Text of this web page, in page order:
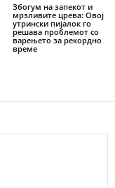
Збогум на запекот и
мрзливите црева: Овој
утрински пијалок го
решава проблемот со
варењето за рекордно
време